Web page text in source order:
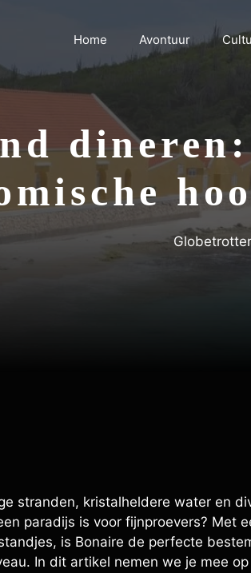
Home Avontuur
Globetrotter
stranden, kristalheldere water en
paradijs is voor fijnproevers? Met
is Bonaire de perfecte
In dit artikel nemen we je mee